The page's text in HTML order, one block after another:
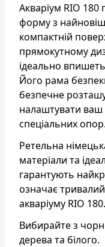
Акваріум RIO 180
форму з
компактній
прямокутному
ідеально
Його рама
безпечне
налаштувати ваш
спеціальних опор.
Ретельна
матеріали та
гарантують
означає
акваріуму RIO 180.
Вибирайте з
дерева та білого.